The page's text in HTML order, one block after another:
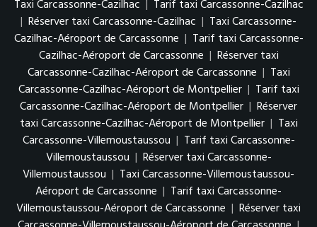
Taxi Carcassonne-Cazilhac | Tarif taxi Carcassonne-Cazilhac
| Réserver taxi Carcassonne-Cazilhac | Taxi Carcassonne-
Cazilhac-Aéroport de Carcassonne | Tarif taxi Carcassonne-
Cazilhac-Aéroport de Carcassonne | Réserver taxi
Carcassonne-Cazilhac-Aéroport de Carcassonne | Taxi
Carcassonne-Cazilhac-Aéroport de Montpellier | Tarif taxi
Carcassonne-Cazilhac-Aéroport de Montpellier | Réserver
taxi Carcassonne-Cazilhac-Aéroport de Montpellier | Taxi
Carcassonne-Villemoustaussou | Tarif taxi Carcassonne-
Villemoustaussou | Réserver taxi Carcassonne-
Villemoustaussou | Taxi Carcassonne-Villemoustaussou-
Aéroport de Carcassonne | Tarif taxi Carcassonne-
Villemoustaussou-Aéroport de Carcassonne | Réserver taxi